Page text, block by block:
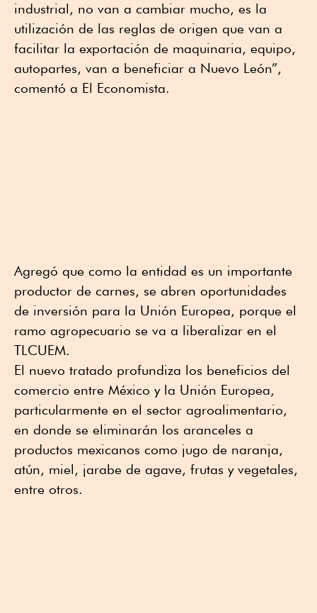
industrial, no van a cambiar mucho, es la
utilización de las reglas de origen que van a
facilitar la exportación de maquinaria, equipo,
autopartes, van a beneficiar a Nuevo León”,
comentó a El Economista.
Agregó que como la entidad es un importante
productor de carnes, se abren oportunidades
de inversión para la Unión Europea, porque el
ramo agropecuario se va a liberalizar en el
TLCUEM.
El nuevo tratado profundiza los beneficios del
comercio entre México y la Unión Europea,
particularmente en el sector agroalimentario,
en donde se eliminarán los aranceles a
productos mexicanos como jugo de naranja,
atún, miel, jarabe de agave, frutas y vegetales,
entre otros.